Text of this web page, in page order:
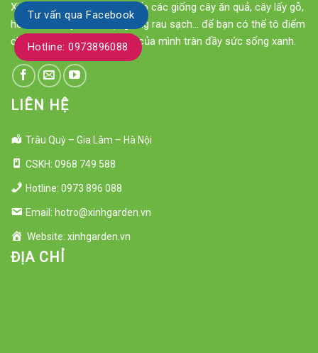
Xinh Garden chuyên cung cấp các giống cây ăn quả, cây lấy gỗ,
hoa cảnh, cây cảnh, hạt giống rau sạch... để bạn có thể tô điểm
cho ngôi nhà hay khu vườn của mình tràn đầy sức sống xanh.
LIÊN HỆ
Trâu Quỳ – Gia Lâm – Hà Nội
CSKH: 0968 749 588
Hotline: 0973 896 088
Email: hotro@xinhgarden.vn
Website: xinhgarden.vn
ĐỊA CHỈ
Tư vấn qua Facebook
Hotline: 0973896088